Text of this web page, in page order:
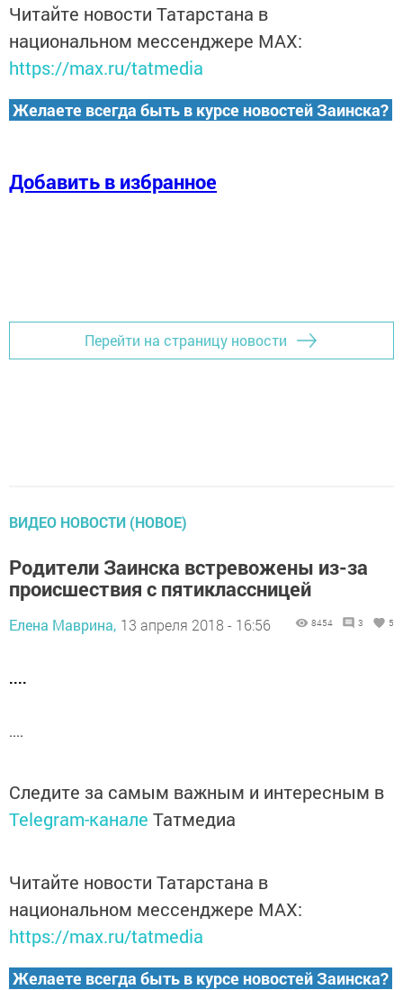
Читайте новости Татарстана в
национальном мессенджере MАХ:
https://max.ru/tatmedia
Желаете всегда быть в курсе новостей Заинска?
Добавить в избранное
Перейти на страницу новости
ВИДЕО НОВОСТИ (НОВОЕ)
Родители Заинска встревожены из-за
происшествия с пятиклассницей
Елена Маврина, 13 апреля 2018 - 16:56 8454 3 5
....
....
Следите за самым важным и интересным в
Telegram-канале Татмедиа
Читайте новости Татарстана в
национальном мессенджере MАХ:
https://max.ru/tatmedia
Желаете всегда быть в курсе новостей Заинска?